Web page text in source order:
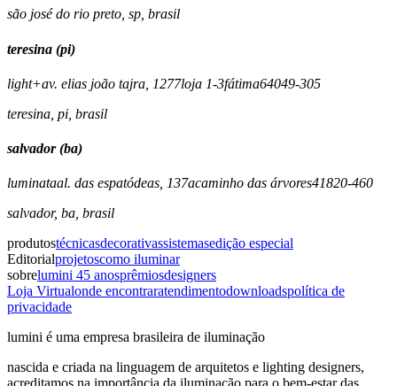
são josé do rio preto, sp, brasil
teresina (pi)
light+av. elias joão tajra, 1277loja 1-3fátima64049-305
teresina pi brasil
salvador (ba)
luminataal. das espatódeas, 137acaminho das árvores41820-460
salvador, ba, brasil
produtostécnicasdecorativassistemasedição especial
Editorialprojetoscomo iluminar
sobrelumini 45 anosprêmiosdesigners
Loja Virtualonde encontraratendimentodownloadspolítica de
privacidade
lumini é uma empresa brasileira de iluminação
nascida e criada na linguagem de arquitetos e lighting designers,